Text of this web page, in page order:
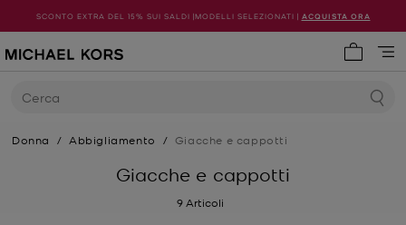
SCONTO EXTRA DEL 15% SUI SALDI |MODELLI SELEZIONATI | ACQUISTA ORA
Cerca
Donna / Abbigliamento / Giacche e cappotti
Giacche e cappotti
9 Articoli